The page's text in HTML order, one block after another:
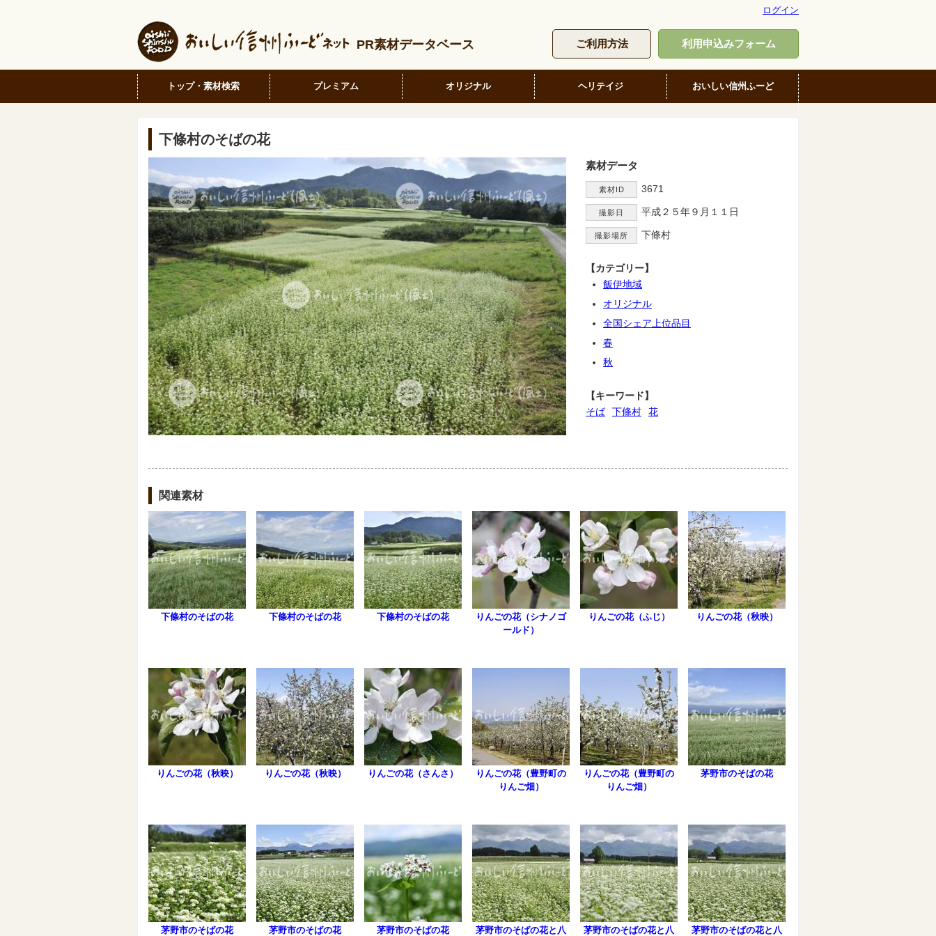
ログイン
PR素材データベース ご利用方法 利用申込みフォーム
トップ・素材検索 プレミアム オリジナル ヘリテイジ おいしい信州ふーど
下條村のそばの花
素材データ
素材ID 3671
撮影日 平成２５年９月１１日
撮影場所 下條村
【カテゴリー】
飯伊地域
オリジナル
全国シェア上位品目
春
秋
【キーワード】
そば
下條村 花
関連素材
下條村のそばの花 下條村のそばの花 下條村のそばの花
りんごの花（シナノゴ
ールド）
りんごの花（ふじ） りんごの花（秋映）
りんごの花（秋映） りんごの花（秋映） りんごの花（さんさ）
りんごの花（豊野町の
りんご畑）
りんごの花（豊野町の
りんご畑）
茅野市のそばの花
茅野市のそばの花 茅野市のそばの花 茅野市のそばの花 茅野市のそばの花と八 茅野市のそばの花と八 茅野市のそばの花と八